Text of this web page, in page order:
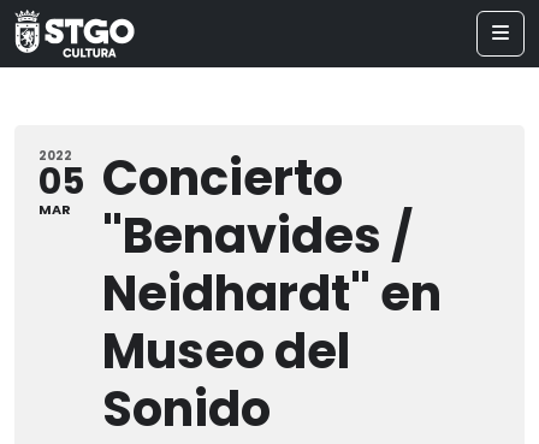
2022
05
MAR
Concierto
"Benavides /
Neidhardt" en
Museo del
Sonido